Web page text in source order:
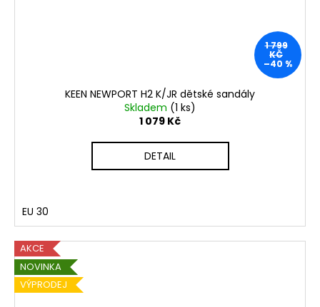
1 799
KČ
–40 %
KEEN NEWPORT H2 K/JR dětské sandály
Skladem (1 ks)
1 079 Kč
DETAIL
EU 30
AKCE
NOVINKA
VÝPRODEJ